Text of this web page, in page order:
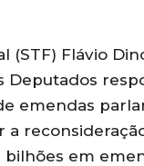
Flávio
Deputados
emendas
a
em